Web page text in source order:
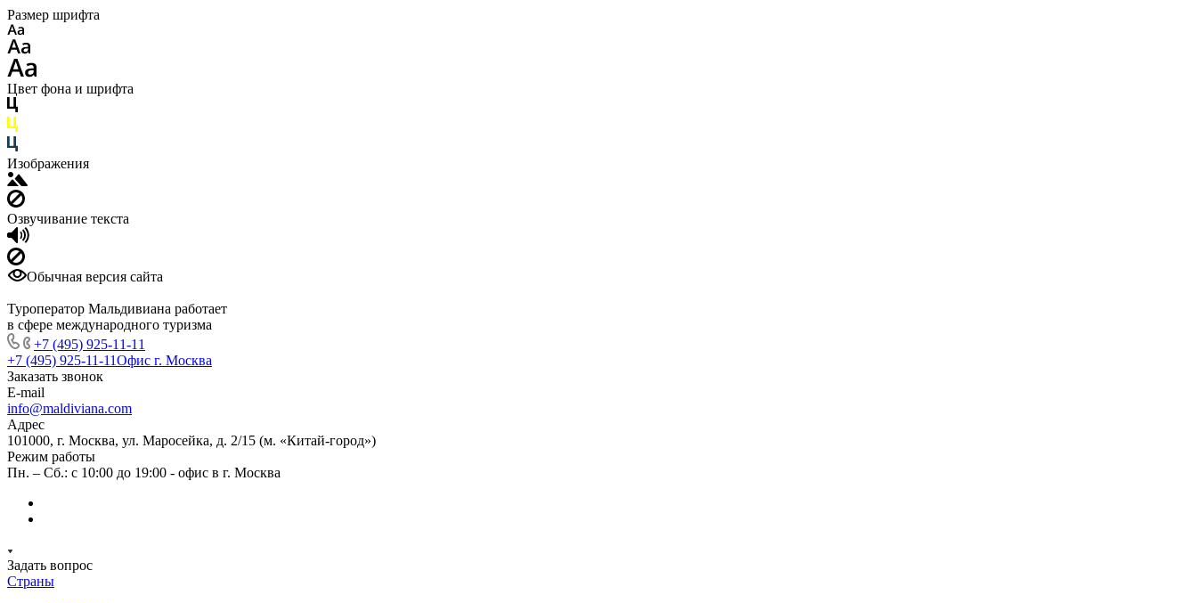
Размер шрифта
Цвет фона и шрифта
Изображения
Озвучивание текста
Обычная версия сайта
Туроператор Мальдивиана работает
в сфере международного туризма
+7 (495) 925-11-11
+7 (495) 925-11-11Офис г. Москва
Заказать звонок
E-mail
info@maldiviana.com
Адрес
101000, г. Москва, ул. Маросейка, д. 2/15 (м. «Китай-город»)
Режим работы
Пн. – Сб.: с 10:00 до 19:00 - офис в г. Москва
Задать вопрос
Страны